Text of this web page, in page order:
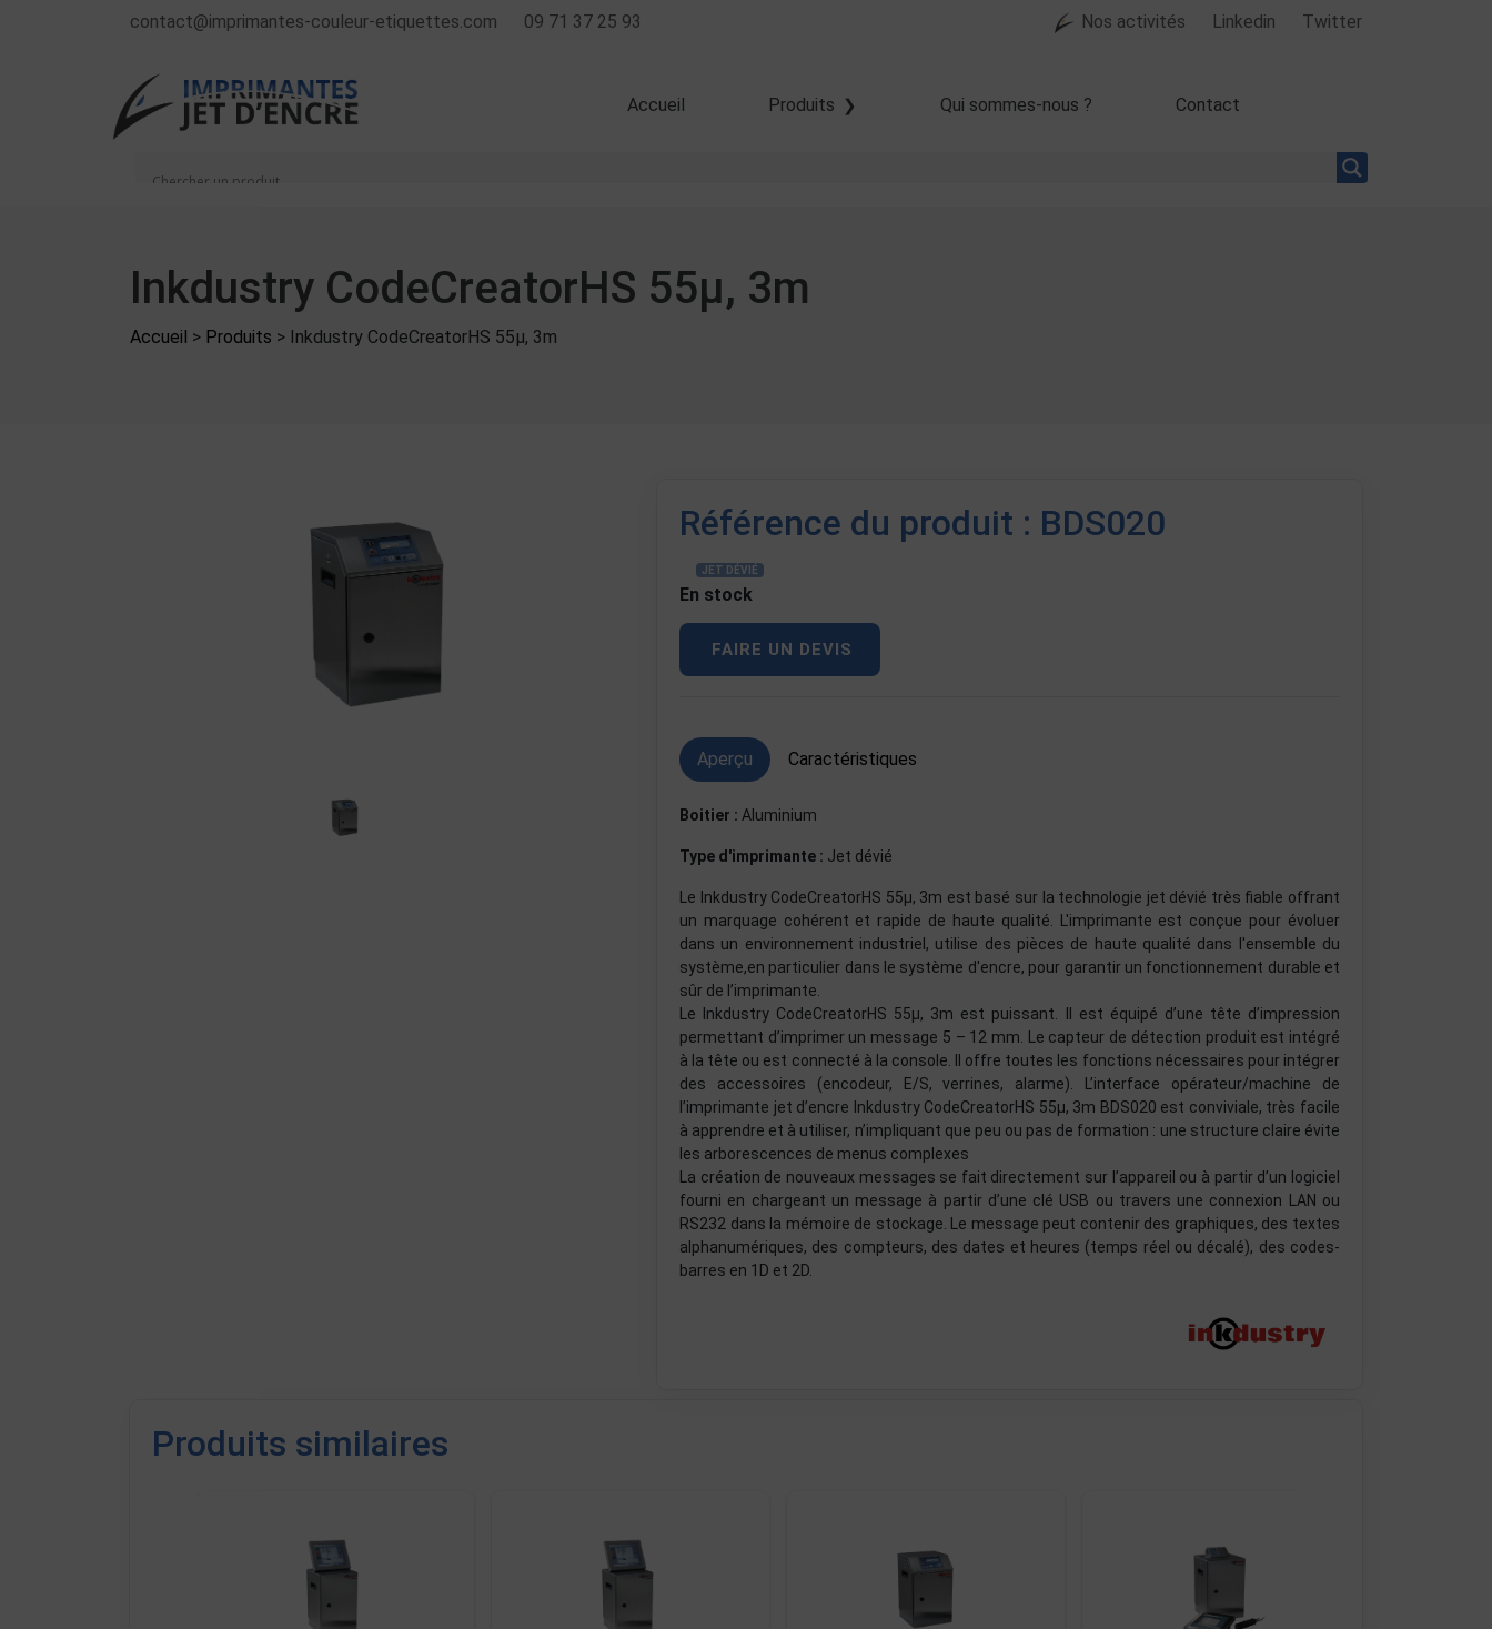
contact@imprimantes-couleur-etiquettes.com 09 71 37 25 93 Nos activités Linkedin Twitter
Accueil Produits Qui sommes-nous ? Contact
Inkdustry CodeCreatorHS 55µ, 3m
Accueil > Produits > Inkdustry CodeCreatorHS 55µ, 3m
Référence du produit : BDS020
JET DÉVIÉ
En stock
FAIRE UN DEVIS
Aperçu Caractéristiques
Boitier : Aluminium
Type d'imprimante : Jet dévié
Le Inkdustry CodeCreatorHS 55µ, 3m est basé sur la technologie jet dévié très fiable offrant
un marquage cohérent et rapide de haute qualité. L'imprimante est conçue pour évoluer
dans un environnement industriel, utilise des pièces de haute qualité dans l'ensemble du
système,en particulier dans le système d'encre, pour garantir un fonctionnement durable et
sûr de l’imprimante.
Le Inkdustry CodeCreatorHS 55µ, 3m est puissant. Il est équipé d’une tête d’impression
permettant d’imprimer un message 5 – 12 mm. Le capteur de détection produit est intégré
à la tête ou est connecté à la console. Il offre toutes les fonctions nécessaires pour intégrer
des accessoires (encodeur, E/S, verrines, alarme). L’interface opérateur/machine de
l’imprimante jet d’encre Inkdustry CodeCreatorHS 55µ, 3m BDS020 est conviviale, très facile
à apprendre et à utiliser, n’impliquant que peu ou pas de formation : une structure claire évite
les arborescences de menus complexes
La création de nouveaux messages se fait directement sur l’appareil ou à partir d’un logiciel
fourni en chargeant un message à partir d’une clé USB ou travers une connexion LAN ou
RS232 dans la mémoire de stockage. Le message peut contenir des graphiques, des textes
alphanumériques, des compteurs, des dates et heures (temps réel ou décalé), des codes-
barres en 1D et 2D.
Produits similaires